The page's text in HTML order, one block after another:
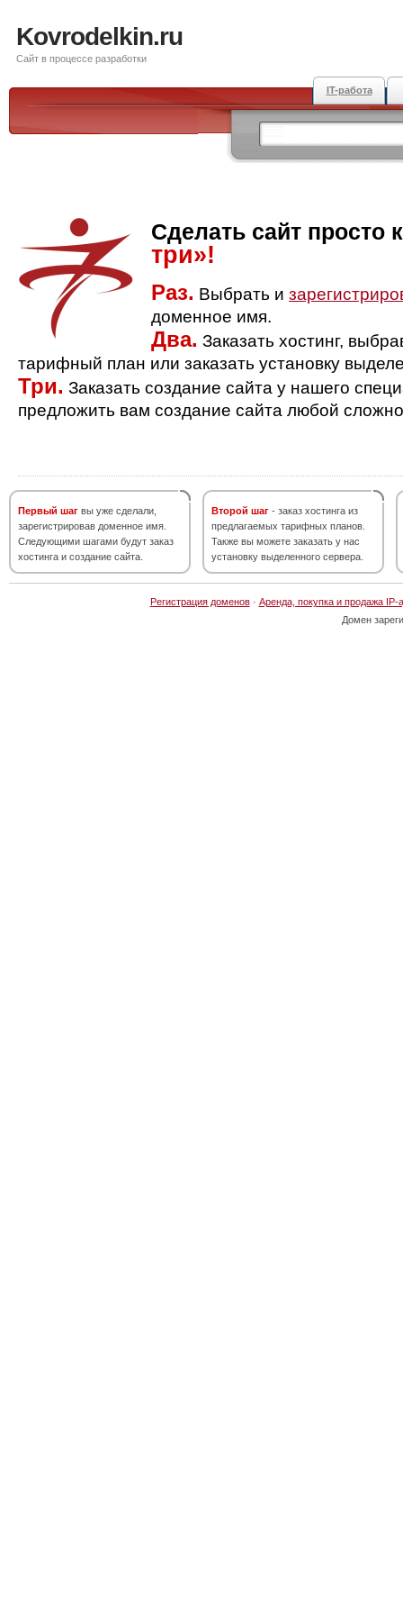
Kovrodelkin.ru
Сайт в процессе разработки
IT-работа
Сделать сайт просто
три»!
Раз. Выбрать и
доменное имя.
Два. Заказать хостинг,
тарифный план или заказать установку
Три. Заказать создание сайта у нашего
предложить вам создание сайта любой
Первый шаг вы уже сделали,
зарегистрировав доменное имя.
Следующими шагами будут заказ
хостинга и создание сайта.
Второй шаг - заказ хостинга из
предлагаемых тарифных планов.
Также вы можете заказать у нас
установку выделенного сервера.
Регистрация доменов· Аренда, покупка и продажа IP-
Домен